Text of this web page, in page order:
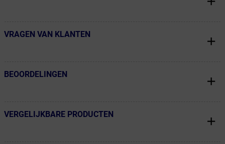
← Terug naar productnavigatie
VRAGEN VAN KLANTEN
← Terug naar productnavigatie
BEOORDELINGEN
← Terug naar productnavigatie
VERGELIJKBARE PRODUCTEN